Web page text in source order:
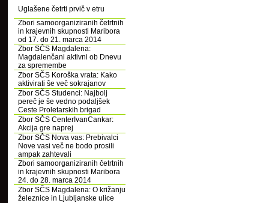
Uglašene četrti prvič v etru
Zbori samoorganiziranih četrtnih
in krajevnih skupnosti Maribora
od 17. do 21. marca 2014
Zbor SČS Magdalena:
Magdalenčani aktivni ob Dnevu
za spremembe
Zbor SČS Koroška vrata: Kako
aktivirati še več sokrajanov
Zbor SČS Studenci: Najbolj
pereč je še vedno podaljšek
Ceste Proletarskih brigad
Zbor SČS CenterIvanCankar:
Akcija gre naprej
Zbor SČS Nova vas: Prebivalci
Nove vasi več ne bodo prosili
ampak zahtevali
Zbori samoorganiziranih četrtnih
in krajevnih skupnosti Maribora
24. do 28. marca 2014
Zbor SČS Magdalena: O križanju
železnice in Ljubljanske ulice